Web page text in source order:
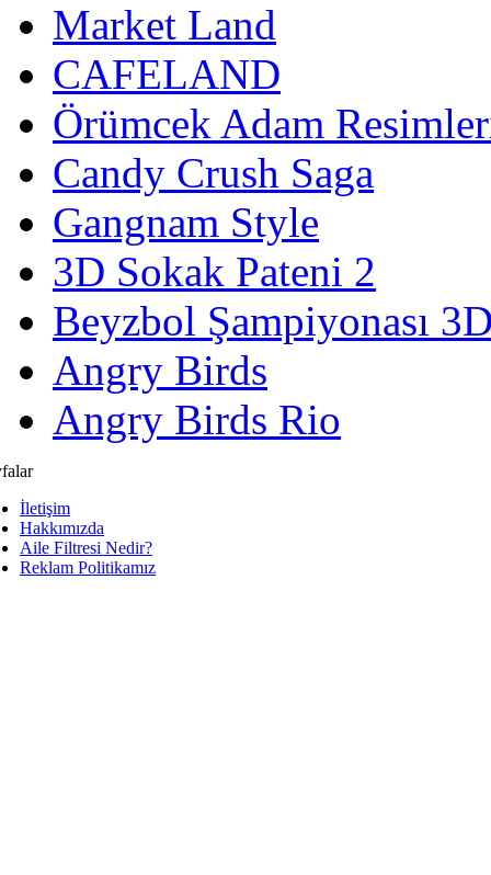
Market Land
CAFELAND
Örümcek Adam
Candy Crush Saga
Gangnam Style
3D Sokak Pateni 2
Beyzbol Şampiyonası
Angry Birds
Angry Birds Rio
İletişim
Hakkımızda
Aile Filtresi Nedir?
Reklam Politikamız